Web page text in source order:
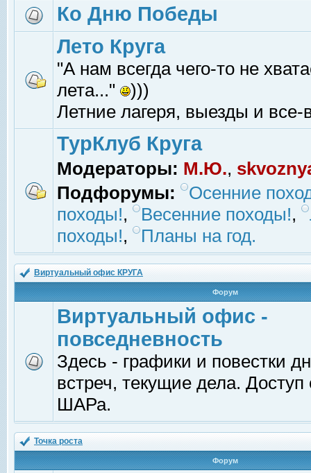
Ко Дню Победы
Лето Круга
"А нам всегда чего-то не
лета..."
)))
Летние лагеря, выезды и все-
ТурКлуб Круга
Модераторы: М.Ю.,
Подфорумы:
Осенние
походы!, Весенние походы!,
походы!, Планы на год.
Виртуальный офис КРУГА
Форум
Виртуальный офис -
повседневность
Здесь - графики и повестки
встреч, текущие дела.
ШАРа.
Точка роста
Форум